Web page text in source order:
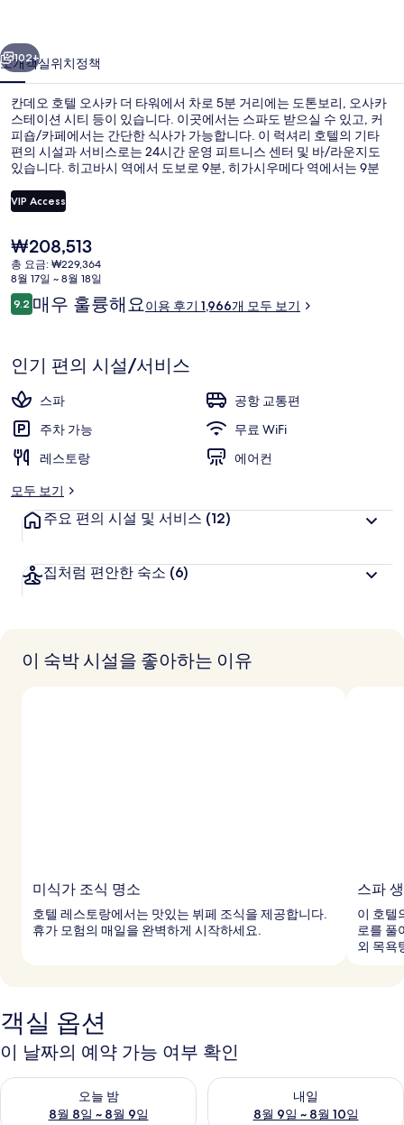
카
더
타
워
의
사
갤
러
리
다음
102+
소개객실위치정책
칸데오 호텔 오사카 더 타워에서 차로 5분 거리에는 도톤보리, 오사카
스테이션 시티 등이 있습니다. 이곳에서는 스파도 받으실 수 있고, 커
피숍/카페에서는 간단한 식사가 가능합니다. 이 럭셔리 호텔의 기타
편의 시설과 서비스로는 24시간 운영 피트니스 센터 및 바/라운지도
있습니다. 히고바시 역에서 도보로 9분, 히가시우메다 역에서는 9분
VIP Access
현
재
가
격
은
₩208,513
총 요금: ₩229,364
8월 17일 ~ 8월 18일
이
용
기
9.210점 만점 중 9.2점.
매우 훌륭해요이용 후기 1,966개 모두 보기
인기 편의 시설/서비스
스파
공항 교통편
주차 가능
무료 WiFi
레스토랑
에어컨
모두 보기
주요 편의 시설 및 서비스 (12)
집처럼 편안한 숙소 (6)
이 숙박 시설을 좋아하는 이유
미식가 조식 명소
호텔 레스토랑에서는 맛있는 뷔페 조식을 제공합니다.
휴가 모험의 매일을 완벽하게 시작하세요.
스파
이 호텔
로를 풀
외 목욕
객실 옵션
이 날짜의 예약 가능 여부 확인
오늘 밤
8월 8일 ~ 8월 9일
오늘 밤 예약 가능 여부 확인, 8월 8일 ~ 8월 9일
내일
8월 9일 ~ 8월 10일
내일 예약 가능 여부 확인, 8월